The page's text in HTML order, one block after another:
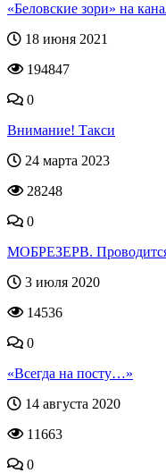
«Беловские зори» на
18 июня 2021
194847
0
Внимание! Такси
24 марта 2023
28248
0
МОБРЕЗЕРВ. Проводится
3 июля 2020
14536
0
«Всегда на посту…»
14 августа 2020
11663
0